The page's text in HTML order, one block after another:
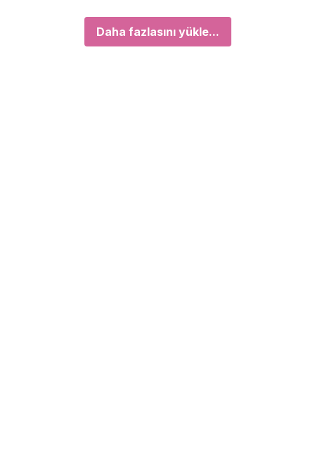
Daha fazlasını yükle...